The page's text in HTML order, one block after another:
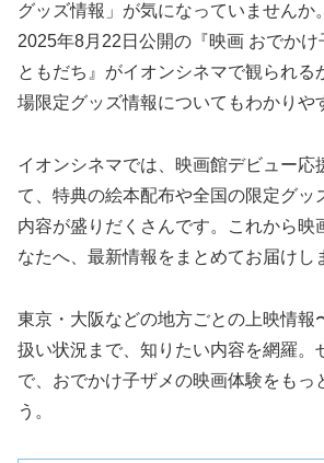
グッズ情報」が気になっていませんか
2025年8月22日公開の『映画 おでかけ
ともだち』がイオンシネマで観られる
場限定グッズ情報についてもわかりや
イオンシネマでは、映画館デビュー応
て、特典の絵本配布や全国の限定グッ
内容が盛りだくさんです。これから映
なたへ、最新情報をまとめてお届けし
東京・大阪などの地方ごとの上映情報
扱い状況まで、知りたい内容を網羅。
で、おでかけ子ザメの映画体験をもっ
う。